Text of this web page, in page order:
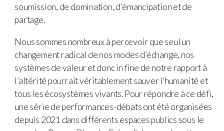
soumission, de domination, d’émancipation et de
partage.
Nous sommes nombreux à percevoir que seul un
changement radical de nos modes d’échange, nos
systèmes de valeur et donc in fine de notre rapport à
l’altérité pourrait véritablement sauver l’humanité et
tous les écosystèmes vivants. Pour répondre à ce défi,
une série de performances-débats ont été organisées
depuis 2021 dans différents espaces publics sous le